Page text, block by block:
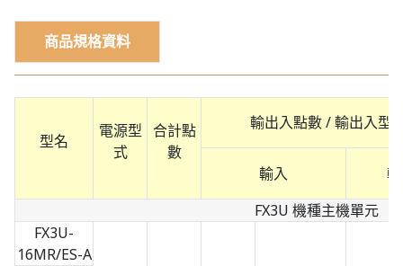
商品規格資料
型名
電源型
式
合計點
數
輸出入點數 / 輸出入型
輸入
FX3U 機種主機單元
FX3U-
16MR/ES-A